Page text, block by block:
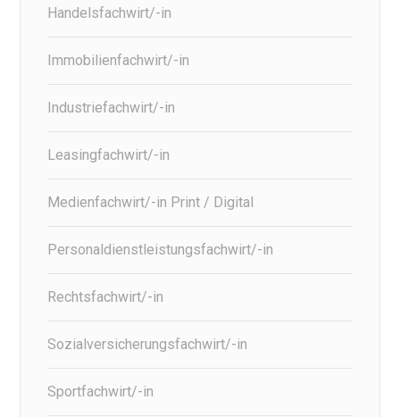
Handelsfachwirt/-in
Immobilienfachwirt/-in
Industriefachwirt/-in
Leasingfachwirt/-in
Medienfachwirt/-in Print / Digital
Personaldienstleistungsfachwirt/-in
Rechtsfachwirt/-in
Sozialversicherungsfachwirt/-in
Sportfachwirt/-in